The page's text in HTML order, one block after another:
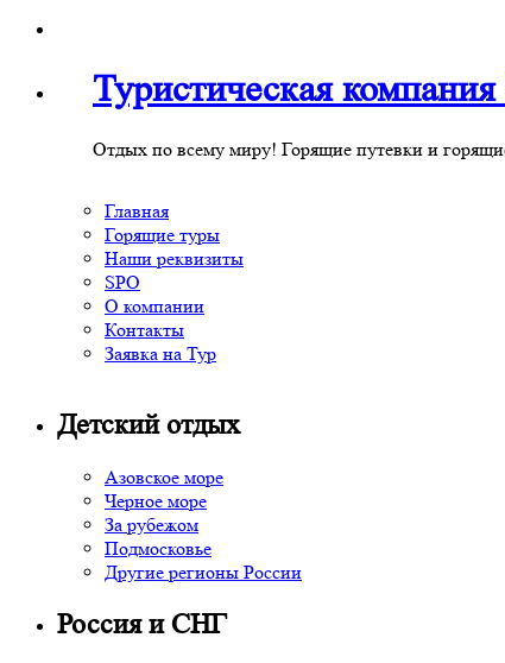
Туристическая
Отдых по всему миру! Горящие путевки и
Главная
Горящие туры
Наши реквизиты
SPO
О компании
Контакты
Заявка на Тур
Детский отдых
Азовское море
Черное море
За рубежом
Подмосковье
Другие регионы России
Россия и СНГ